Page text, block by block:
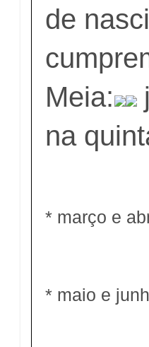
de
Meia:
na
* março e
* maio e